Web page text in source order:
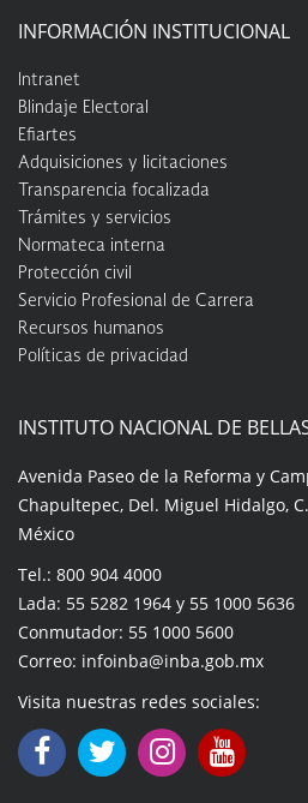
INFORMACIÓN INSTITUCIONAL
Intranet
Blindaje Electoral
Efiartes
Adquisiciones y licitaciones
Transparencia focalizada
Trámites y servicios
Normateca interna
Protección civil
Servicio Profesional de Carrera
Recursos humanos
Políticas de privacidad
INSTITUTO NACIONAL DE
Avenida Paseo de la Reforma y
Chapultepec, Del. Miguel Hidalgo,
México
Tel.: 800 904 4000
Lada: 55 5282 1964 y 55 1000 5636
Conmutador: 55 1000 5600
Correo: infoinba@inba.gob.mx
Visita nuestras redes sociales: